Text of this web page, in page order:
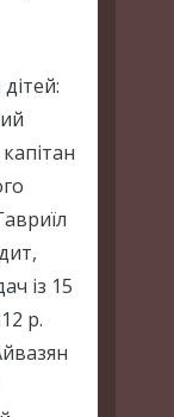
із 15
р.